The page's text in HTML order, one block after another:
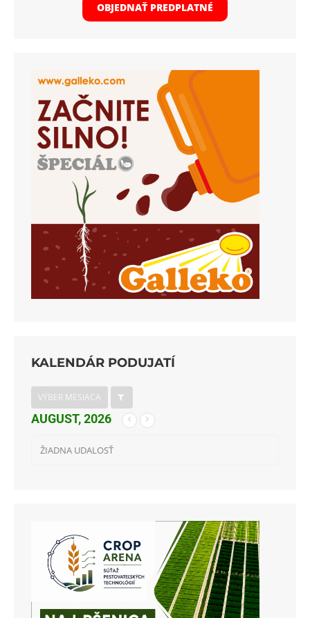
OBJEDNAŤ PREDPLATNÉ
KALENDÁR PODUJATÍ
VÝBER MESIACA
AUGUST, 2026
ŽIADNA UDALOSŤ